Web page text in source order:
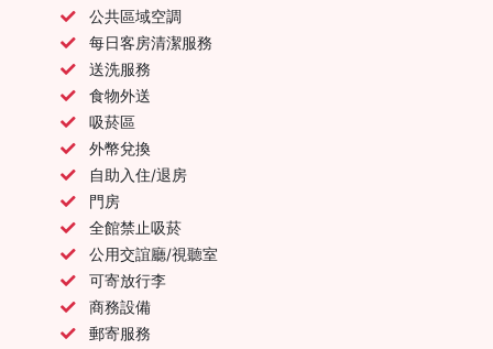
公共區域空調
每日客房清潔服務
送洗服務
食物外送
吸菸區
外幣兌換
自助入住/退房
門房
全館禁止吸菸
公用交誼廳/視聽室
可寄放行李
商務設備
郵寄服務